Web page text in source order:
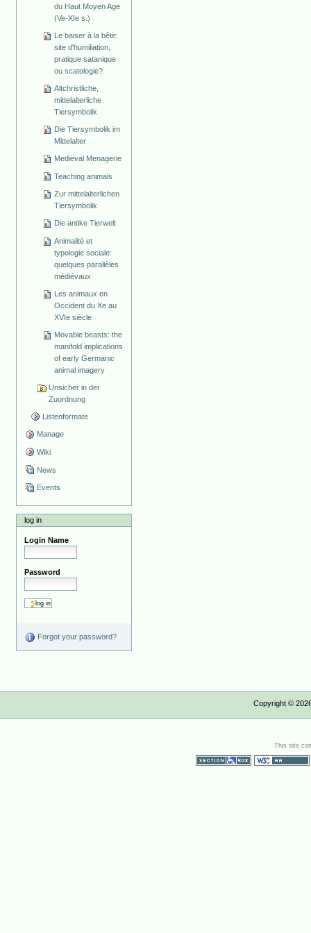
du Haut Moyen Age
(Ve-XIe s.)
Le baiser à la bête:
site d'humiliation,
pratique satanique
ou scatologie?
Altchristliche,
mittelalterliche
Tiersymbolik
Die Tiersymbolik im
Mittelalter
Medieval Menagerie
Teaching animals
Zur mittelalterlichen
Tiersymbolik
Die antike Tierwelt
Animalité et
typologie sociale:
quelques parallèles
médiévaux
Les animaux en
Occident du Xe au
XVIe siècle
Movable beasts: the
manifold implications
of early Germanic
animal imagery
Unsicher in der
Zuordnung
Listenformate
Manage
Wiki
News
Events
log in
Login Name
Password
Forgot your password?
Copyright ©
This site